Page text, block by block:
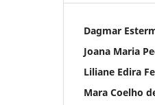
Dagmar
Joana Maria
Liliane Edira
Mara Coelho